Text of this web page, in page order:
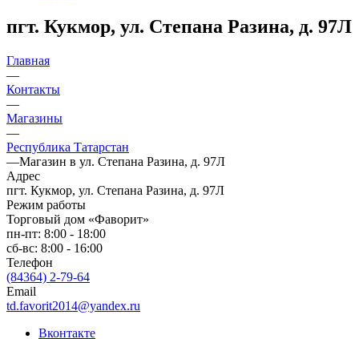
пгт. Кукмор, ул. Степана Разина, д. 97Л
Главная
—
Контакты
—
Магазины
—
Республика Татарстан
—Магазин в ул. Степана Разина, д. 97Л
Адрес
пгт. Кукмор, ул. Степана Разина, д. 97Л
Режим работы
Торговый дом «Фаворит»
пн-пт: 8:00 - 18:00
сб-вс: 8:00 - 16:00
Телефон
(84364) 2-79-64
Email
td.favorit2014@yandex.ru
Вконтакте